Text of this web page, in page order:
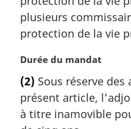
a
r
g
n
a
e
:
plusieurs
protection de la vie
N
t
e
m
a
Durée du mandat
(2) Sous réserve
présent article,
à titre inamovible